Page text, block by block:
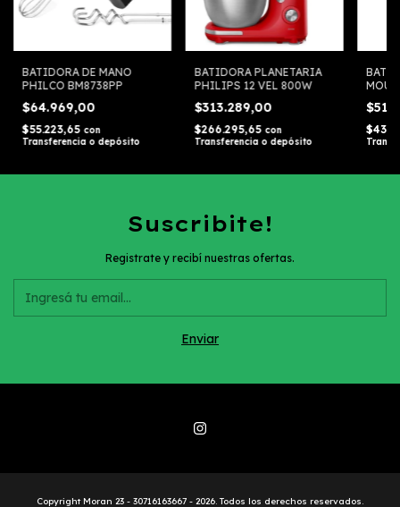
BATIDORA DE MANO
PHILCO BM8738PP
$64.969,00
$55.223,65 con
Transferencia o depósito
BATIDORA PLANETARIA
PHILIPS 12 VEL 800W
$313.289,00
$266.295,65 con
Transferencia o depósito
Suscribite!
Registrate y recibí nuestras ofertas.
Copyright Moran 23 - 30716163667 - 2026. Todos los derechos reservados.